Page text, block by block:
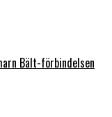
Bält-förbindelsen